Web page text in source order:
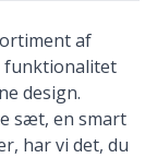
af
funktionalitet
design.
sæt, en smart
harvi det, du